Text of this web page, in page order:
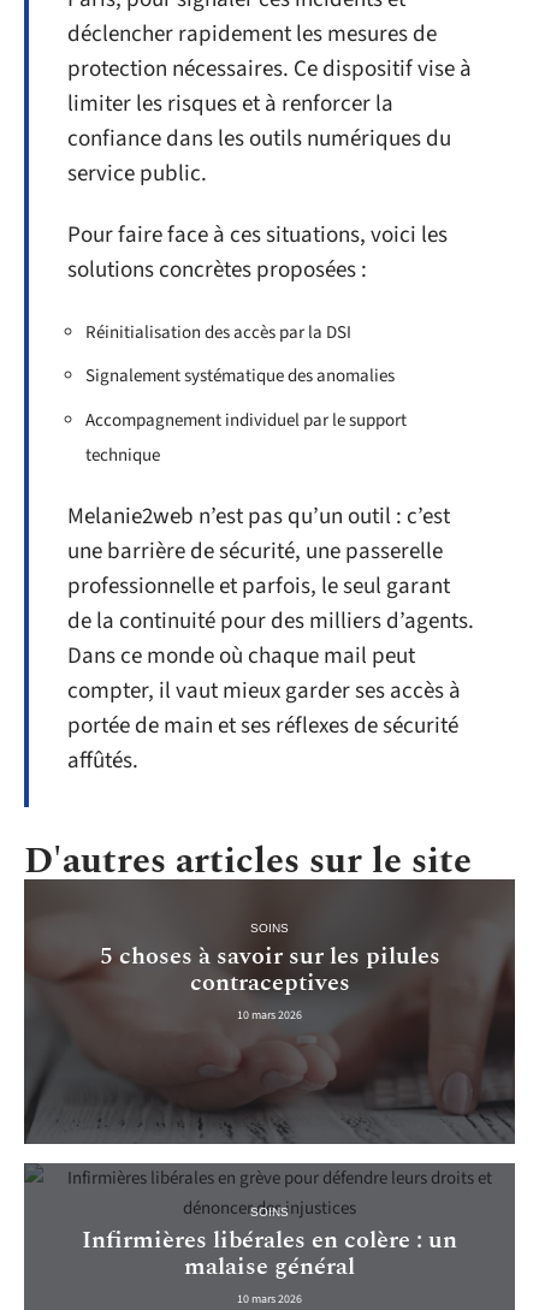
déclencher rapidement les mesures de
protection nécessaires. Ce dispositif vise à
limiter les risques et à renforcer la
confiance dans les outils numériques du
service public.
Pour faire face à ces situations, voici les
solutions concrètes proposées :
Réinitialisation des accès par la DSI
Signalement systématique des anomalies
Accompagnement individuel par le support
technique
Melanie2web n’est pas qu’un outil : c’est
une barrière de sécurité, une passerelle
professionnelle et parfois, le seul garant
de la continuité pour des milliers d’agents.
Dans ce monde où chaque mail peut
compter, il vaut mieux garder ses accès à
portée de main et ses réflexes de sécurité
affûtés.
D'autres articles sur le site
SOINS
5 choses à savoir sur les pilules
contraceptives
10 mars 2026
SOINS
Infirmières libérales en colère : un
malaise général
10 mars 2026